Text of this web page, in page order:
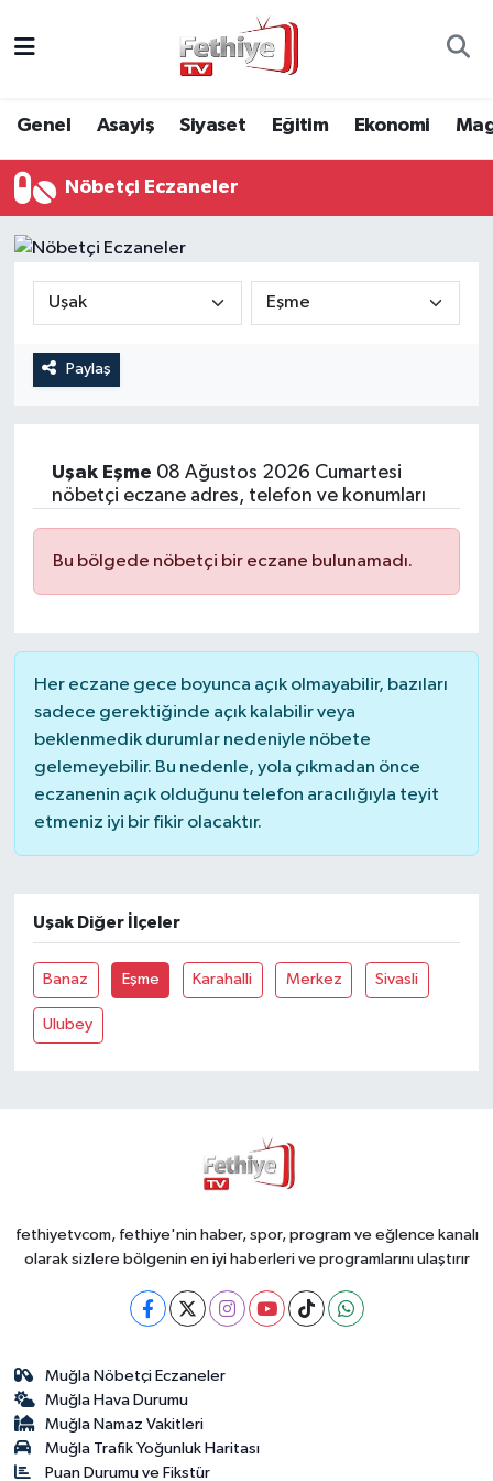
Genel Asayiş Siyaset Eğitim Ekonomi
Nöbetçi Eczaneler
Paylaş
Uşak Eşme 08 Ağustos 2026 Cumartesi
nöbetçi eczane adres, telefon ve konumları
Bu bölgede nöbetçi bir eczane bulunamadı.
Her eczane gece boyunca açık olmayabilir, bazıları
sadece gerektiğinde açık kalabilir veya
beklenmedik durumlar nedeniyle nöbete
gelemeyebilir. Bu nedenle, yola çıkmadan önce
eczanenin açık olduğunu telefon aracılığıyla teyit
etmeniz iyi bir fikir olacaktır.
Uşak Diğer İlçeler
Banaz Eşme Karahalli Merkez Sivasli
Ulubey
fethiyetvcom, fethiye'nin haber, spor, program ve eğlence kanalı
olarak sizlere bölgenin en iyi haberleri ve programlarını ulaştırır
Muğla Nöbetçi Eczaneler
Muğla Hava Durumu
Muğla Namaz Vakitleri
Muğla Trafik Yoğunluk Haritası
Puan Durumu ve Fikstür
Asayiş
Eğitim
Ekonomi
Kültür
Spor
Turizm
Muğla Hava Durumu
Muğla Namaz Vakitleri
Muğla Trafik Yoğunluk Haritası
Süper Lig Puan Durumu ve Fikstür
Tüm Manşetler
Haber Arşivi